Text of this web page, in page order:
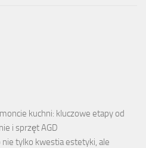
kuchni: kluczowe etapy od
i sprzęt AGD
tylko kwestia estetyki, ale